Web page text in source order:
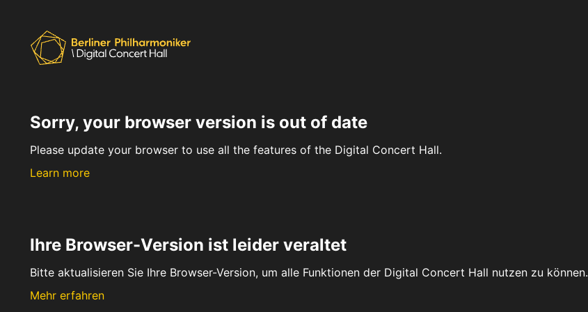
Sorry, your browser version is out of date
Please update your browser to use all the features of the Digital Concert Hall.
Learn more
Ihre Browser-Version ist leider veraltet
Bitte aktualisieren Sie Ihre Browser-Version, um alle Funktionen der Digital Concert Hall nutzen zu können.
Mehr erfahren